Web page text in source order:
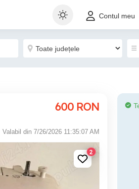
Contul meu
600 RON
Valabil din 7/26/2026 11:35:07 AM
2